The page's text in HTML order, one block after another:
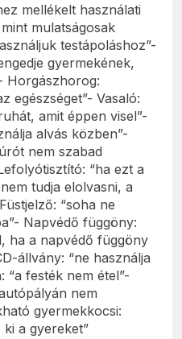
mellékelt használati
mulatságosak
testápoláshoz”-
gyermekének,
Horgászhorog:
egészséget”- Vasaló:
amit éppen visel”-
alvás közben”-
nem szabad
“ha ezt a
tudja elolvasni, a
“soha ne
Napvédő függöny:
ha a napvédő függöny
állvány: “ne használja
“a festék nem étel”-
nem
gyermekkocsi:
ki a gyereket”